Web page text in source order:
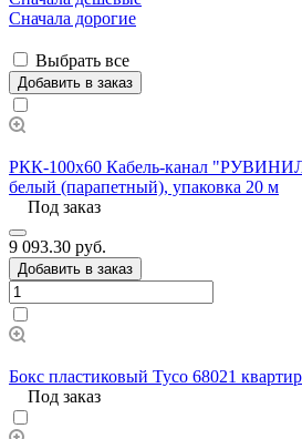
Сначала дорогие
Выбрать все
Добавить в заказ
РКК-100х60 Кабель-канал
белый (парапетный), упаковка 20 м
Под заказ
9 093.30 руб.
Добавить в заказ
Бокс пластиковый Тусо 68021
Под заказ